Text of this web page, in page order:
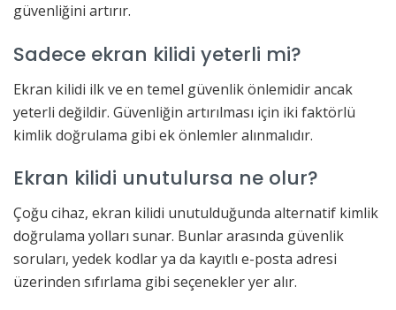
güvenliğini artırır.
Sadece ekran kilidi yeterli mi?
Ekran kilidi ilk ve en temel güvenlik önlemidir ancak
yeterli değildir. Güvenliğin artırılması için iki faktörlü
kimlik doğrulama gibi ek önlemler alınmalıdır.
Ekran kilidi unutulursa ne olur?
Çoğu cihaz, ekran kilidi unutulduğunda alternatif kimlik
doğrulama yolları sunar. Bunlar arasında güvenlik
soruları, yedek kodlar ya da kayıtlı e-posta adresi
üzerinden sıfırlama gibi seçenekler yer alır.